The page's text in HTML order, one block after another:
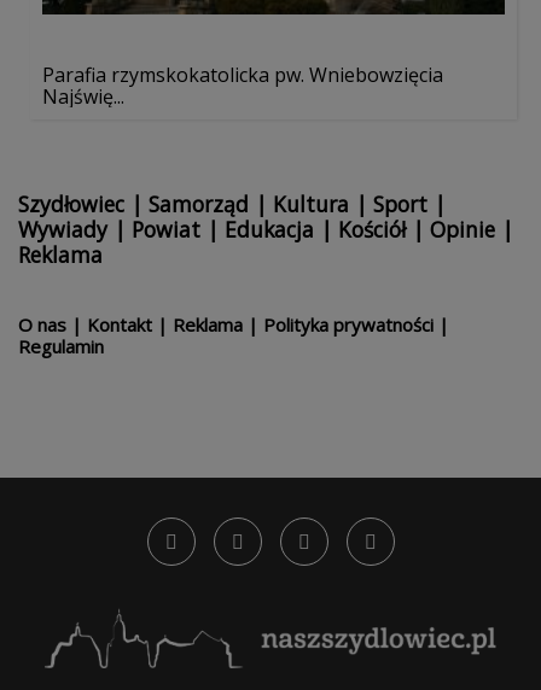
Parafia rzymskokatolicka pw. Wniebowzięcia
Najświę...
Szydłowiec | Samorząd | Kultura | Sport |
Wywiady| Powiat | Edukacja | Kościół| Opinie |
Reklama
O nas | Kontakt | Reklama | Polityka prywatności |
Regulamin